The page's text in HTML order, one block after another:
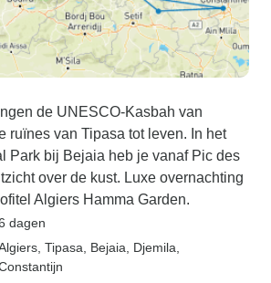
de UNESCO-Kasbah van
ruïnes van Tipasa tot leven. In het
Park bij Bejaia heb je vanaf Pic des
over de kust. Luxe overnachting
Algiers Hamma Garden.
dagen
, Tipasa , Bejaia , Djemila